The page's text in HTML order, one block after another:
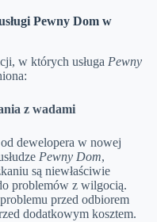
Pewny Dom w
w których usługa Pewny
z wadami
dewelopera w nowej
Pewny Dom,
są niewłaściwie
problemów z wilgocią.
przed odbiorem
dodatkowym kosztem.